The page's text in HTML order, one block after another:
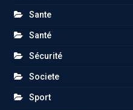
Sante
Santé
Sécurité
Societe
Sport